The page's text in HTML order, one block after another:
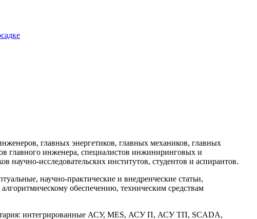
главных энергетиков, главных механиков, главных
инженера, специалистов инжиниринговых и
исследовательских институтов, студентов и аспирантов.
научно-практические и внедренческие статьи,
обеспечению, техническим средствам
интегрированные АСУ, MES, АСУ П, АСУ ТП, SCADA,